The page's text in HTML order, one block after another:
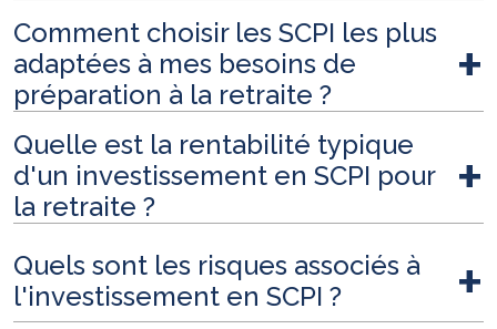
Comment choisir les SCPI les plus
adaptées à mes besoins de
préparation à la retraite ?
Quelle est la rentabilité typique
d'un investissement en SCPI pour
la retraite ?
Quels sont les risques associés à
l'investissement en SCPI ?